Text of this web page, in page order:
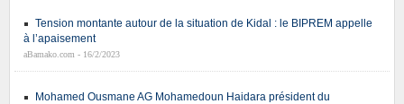
Tension montante autour de la situation de Kidal : le BIPREM appelle
à l’apaisement
aBamako.com - 16/2/2023
Mohamed Ousmane AG Mohamedoun Haidara président du